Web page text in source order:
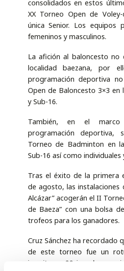
consolidados en estos
XX Torneo Open de
única Senior. Los equipos
femeninos y masculinos.
La afición al baloncesto
localidad baezana, por
programación deportiva
Open de Baloncesto 3×3 en
y Sub-16.
También, en el
programación deportiva,
Torneo de Badminton en
Sub-16 así como individuales
Tras el éxito de la primera
de agosto, las instalaciones
Alcázar” acogerán el II
de Baeza” con una bolsa
trofeos para los ganadores.
Cruz Sánchez ha recordado
de este torneo fue un
inscritos y 20 jugadores y